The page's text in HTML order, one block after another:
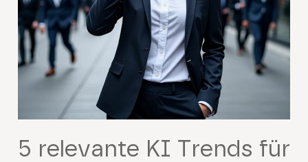
5 relevante KI Trends für